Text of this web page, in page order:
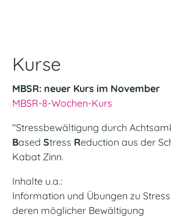
Kurse
MBSR: neuer Kurs im November
MBSR-8-Wochen-Kurs
"Stressbewältigung durch
Based Stress Reduction aus der
Kabat Zinn.
Inhalte u.a.:
Information und Übungen zu
deren möglicher Bewältigung